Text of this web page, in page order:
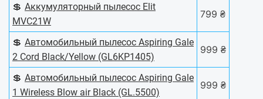
💲 Аккумуляторный пылесос Elit
MVC21W
799 ₴
💲 Автомобильный пылесос Aspiring Gale
2 Cord Black/Yellow (GL6KP1405)
999 ₴
💲 Автомобильный пылесос Aspiring Gale
1 Wireless Blow air Black (GL.5500)
999 ₴